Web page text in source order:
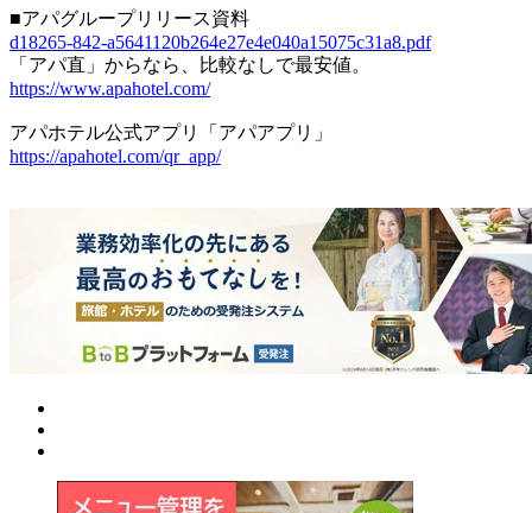
■アパグループリリース資料
d18265-842-a5641120b264e27e4e040a15075c31a8.pdf
「アパ直」からなら、比較なしで最安値。
https://www.apahotel.com/
アパホテル公式アプリ「アパアプリ」
https://apahotel.com/qr_app/